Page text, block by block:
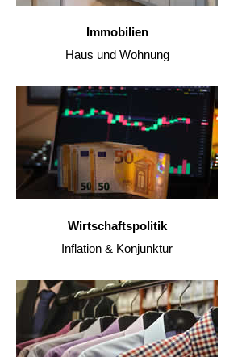
Immobilien
Haus und Wohnung
Wirtschaftspolitik
Inflation & Konjunktur